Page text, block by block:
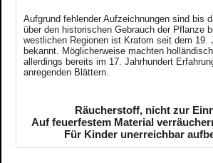
Aufgrund fehlender Aufzeichnungen sind bis
über den historischen Gebrauch der Pflanze
westlichen Regionen ist Kratom seit dem 19.
bekannt. Möglicherweise machten
allerdings bereits im 17. Jahrhundert
anregenden Blättern.
Räucherstoff, nicht zur
Auf feuerfestem Material
Für Kinder unerreichbar